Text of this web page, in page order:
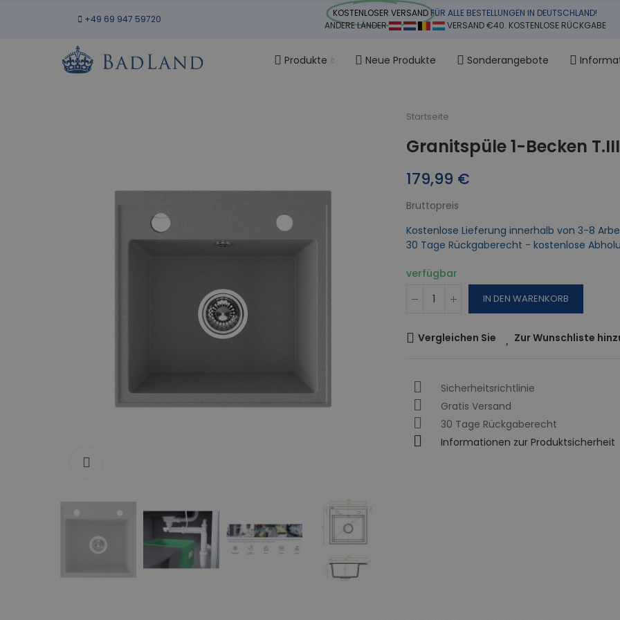
+49 69 947 59720
KOSTENLOSER VERSANDFÜR ALLE BESTELLUNGEN IN DEUTSCHLAND!
ANDERE LÄNDER
VERSAND €40. KOSTENLOSE RÜCKGABE
Produkte Neue Produkte Sonderangebote
Startseite
Granitspüle 1-Becken
179,99 €
Bruttopreis
Kostenlose Lieferung innerhalb von 3-8
30 Tage Rückgaberecht - kostenlose
verfügbar
IN DEN WARENKORB
Vergleichen Sie Zur Wunschliste
Sicherheitsrichtlinie
Gratis Versand
30 Tage Rückgaberecht
Informationen zur Produktsicherheit